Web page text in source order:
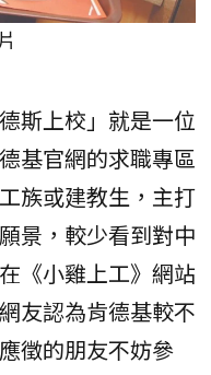
斯上校」就是一位
基官網的求職專區
族或建教生，主打
景，較少看到對中
《小雞上工》網站
友認為肯德基較不
徵的朋友不妨參